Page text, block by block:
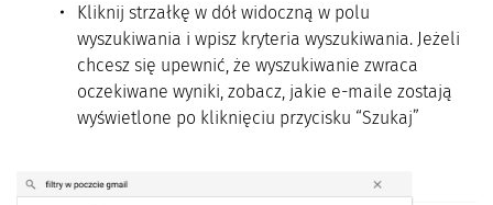
Kliknij strzałkę w dół widoczną w polu
wyszukiwania i wpisz kryteria wyszukiwania. Jeżeli
chcesz się upewnić, że wyszukiwanie zwraca
oczekiwane wyniki, zobacz, jakie e-maile zostają
wyświetlone po kliknięciu przycisku “Szukaj”